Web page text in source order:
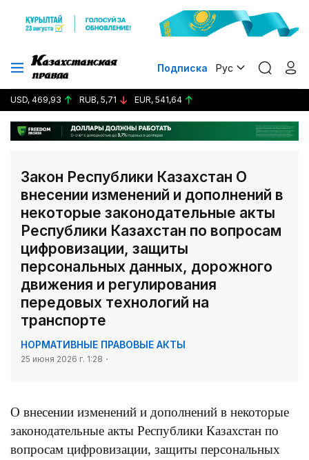
Подписка Рус
USD, 469,93 RUB, 5,71 EUR, 541,64
Закон Республики Казахстан О
внесении изменений и дополнений в
некоторые законодательные акты
Республики Казахстан по вопросам
цифровизации, защиты
персональных данных, дорожного
движения и регулирования
передовых технологий на
транспорте
НОРМАТИВНЫЕ ПРАВОВЫЕ АКТЫ
25 июня 2026 г. 1:28
О внесении изменений и дополнений в некоторые
законодательные акты Республики Казахстан по
вопросам цифровизации, защиты персональных